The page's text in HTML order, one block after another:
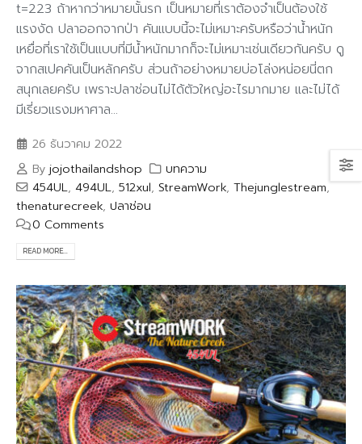
t=223 ถ้าหากว่าหมายนั้นรก เป็นหมายที่เราต้องจำเป็นต้องใช้
แรงงัด ปลาออกจากป่า คันแบบนี้จะไม่เหมาะครับหรือว่าน้ำหนัก
เหยื่อที่เราใช้เป็นแบบที่มีน้ำหนักมากก็จะไม่เหมาะเช่นเดียวกันครับ ดู
จากสเปคคันเป็นหลักครับ ส่วนถ้าอย่างหมายบ่อโล่งหน่อยนี่ตก
สนุกเลยครับ เพราะปลาช่อนไม่ได้ตัวใหญ่อะไรมากมาย และไม่ได้
มีเรี่ยวแรงมหาศาล...
26 ธันวาคม 2022
Byjojothailandshop
บทความ
454UL,494UL,512xul,StreamWork,Thejunglestream,
thenaturecreek, ปลาช่อน
0 Comments
READ MORE...